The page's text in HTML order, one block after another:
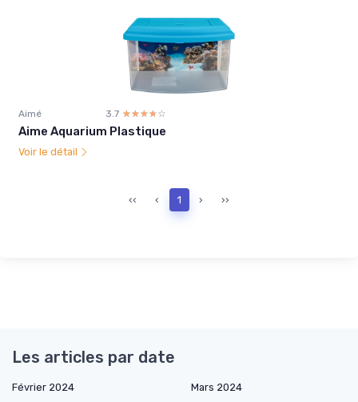
Aimé 3.7 ☆☆☆☆☆
★★★★★
Aime Aquarium Plastique
Voir le détail
‹‹ ‹ 1 › ››
Les articles par date
Février 2024
Mars 2024